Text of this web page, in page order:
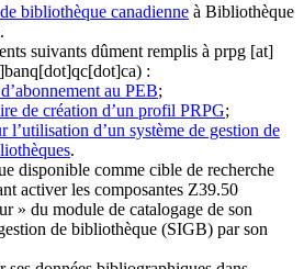
bibliothèque canadienne à Bibliothèque
suivants dûment remplis à prpg [at]
:
au PEB;
de création d’un profil PRPG;
l’utilisation d’un système de gestion de
.
disponible comme cible de recherche
activer les composantes Z39.50
» du module de catalogage de son
de bibliothèque (SIGB) par son